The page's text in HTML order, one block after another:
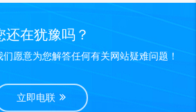
还在犹豫吗？
愿意为您解答任何有关网站疑难问题！
立即电联